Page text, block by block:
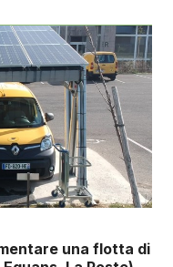
una flotta di